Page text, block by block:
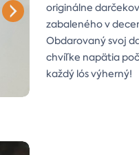
originálne
zabaleného v
Obdarovaný svoj
chvíľke napätia
každý lós výherný!